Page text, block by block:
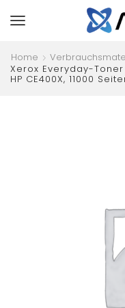
Home
Xerox Everyday-
HP CE400X, 11000